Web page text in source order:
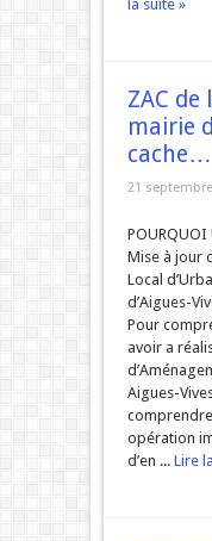
la suite »
ZAC de
mairie
cache…
21
POURQUOI
Mise à jour
Local
d’Aigues-
Pour
avoir a
Aigues-
comprendre
opération
d’en ... Lire